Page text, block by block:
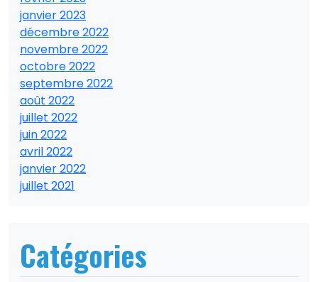
janvier 2023
décembre 2022
novembre 2022
octobre 2022
septembre 2022
août 2022
juillet 2022
juin 2022
avril 2022
janvier 2022
juillet 2021
Catégories